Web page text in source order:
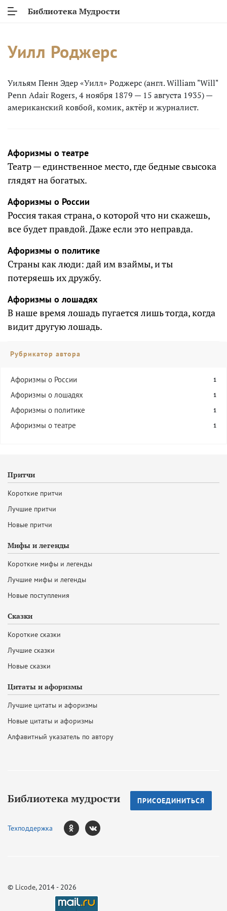
Библиотека Мудрости
Уилл Роджерс
Уильям Пенн Эдер «Уилл» Роджерс (англ. William "Will"
Penn Adair Rogers, 4 ноября 1879 — 15 августа 1935) —
американский ковбой, комик, актёр и журналист.
Афоризмы о театре
Театр — единственное место, где бедные свысока
глядят на богатых.
Афоризмы о России
Россия такая страна, о которой что ни скажешь,
все будет правдой. Даже если это неправда.
Афоризмы о политике
Страны как люди: дай им взаймы, и ты
потеряешь их дружбу.
Афоризмы о лошадях
В наше время лошадь пугается лишь тогда, когда
видит другую лошадь.
Рубрикатор автора
Афоризмы о России 1
Афоризмы о лошадях 1
Афоризмы о политике 1
Афоризмы о театре 1
Притчи
Короткие притчи
Лучшие притчи
Новые притчи
Мифы и легенды
Короткие мифы и легенды
Лучшие мифы и легенды
Новые поступления
Сказки
Короткие сказки
Лучшие сказки
Новые сказки
Цитаты и афоризмы
Лучшие цитаты и афоризмы
Новые цитаты и афоризмы
Алфавитный указатель по автору
Библиотека мудрости ПРИСОЕДИНИТЬСЯ
Техподдержка
© Licode, 2014 - 2026